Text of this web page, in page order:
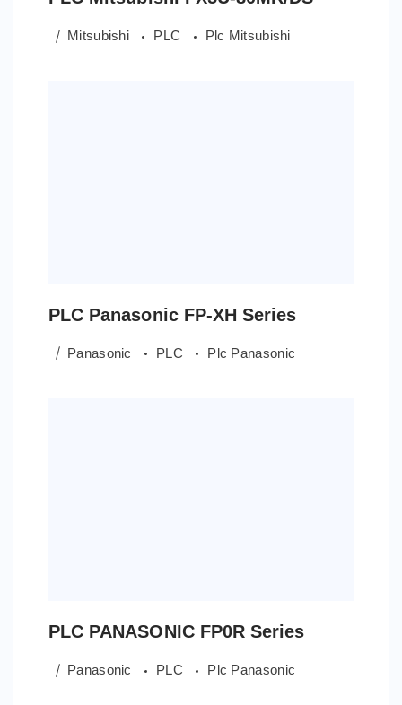
Mitsubishi PLC Plc Mitsubishi
PLC Panasonic FP-XH Series
Panasonic PLC Plc Panasonic
PLC PANASONIC FP0R Series
Panasonic PLC Plc Panasonic